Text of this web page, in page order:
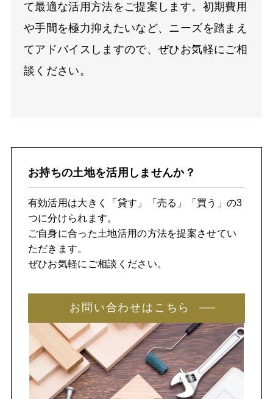
て最適な活用方法をご提案します。初期費用
や手間を極力抑えたいなど、ニーズを踏まえ
てアドバイスしますので、ぜひお気軽にご相
談ください。
お持ちの土地を活用しませんか？
有効活用は大きく「貸す」「売る」「買う」の3
つに分けられます。
ご自身に合った土地活用の方法を提案させてい
ただきます。
ぜひお気軽にご相談ください。
お問い合わせはこちら